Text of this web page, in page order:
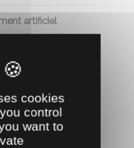
artificiel
artificiel
cookies
control
want to